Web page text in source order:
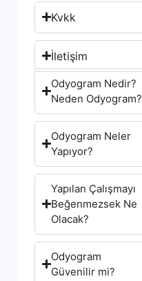
Kvkk
İletişim
Odyogram Nedir?
Neden Odyogram?
Odyogram Neler
Yapıyor?
Yapılan Çalışmayı
Beğenmezsek Ne
Olacak?
Odyogram
Güvenilir mi?